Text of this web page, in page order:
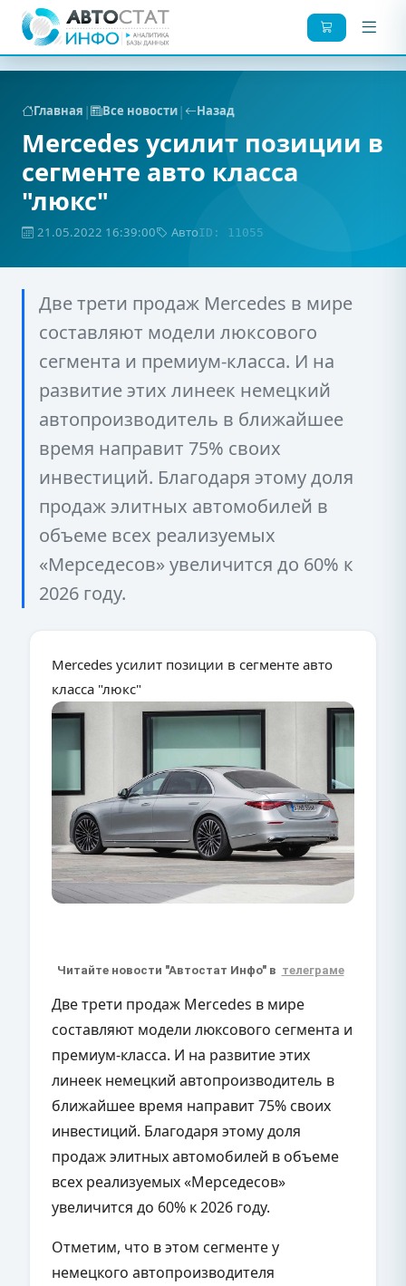
Главная | Все новости| Назад
Mercedes усилит позиции в
сегменте авто класса
"люкс"
21.05.2022 16:39:00 АвтоID: 11055
Две трети продаж Mercedes в мире
составляют модели люксового
сегмента и премиум-класса. И на
развитие этих линеек немецкий
автопроизводитель в ближайшее
время направит 75% своих
инвестиций. Благодаря этому доля
продаж элитных автомобилей в
объеме всех реализуемых
«Мерседесов» увеличится до 60% к
2026 году.
Mercedes усилит позиции в сегменте авто
класса "люкс"
Читайте новости "Автостат Инфо" в телеграме
Две трети продаж Mercedes в мире
составляют модели люксового сегмента и
премиум-класса. И на развитие этих
линеек немецкий автопроизводитель в
ближайшее время направит 75% своих
инвестиций. Благодаря этому доля
продаж элитных автомобилей в объеме
всех реализуемых «Мерседесов»
увеличится до 60% к 2026 году.
Отметим, что в этом сегменте у
немецкого автопроизводителя